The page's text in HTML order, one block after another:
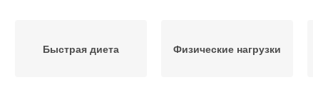
Быстрая диета Физические нагрузки